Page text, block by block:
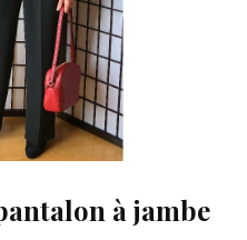
à jambe